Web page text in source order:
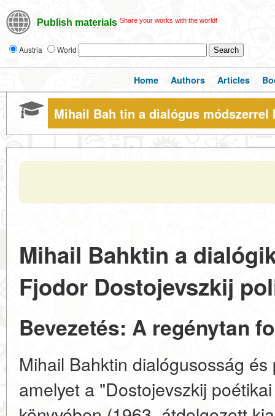
Publish materials Share your works with the world!
Austria World
Home Authors Articles
Mihail Bah tin a dialógus
Mihail Bahktin a
Fjodor Dostojevszkij
Bevezetés: A regénytan
Mihail Bahktin dialógusosság
amelyet a "Dostojevszkij